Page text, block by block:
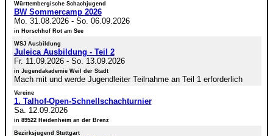
Württembergische Schachjugend
BW Sommercamp 2026
Mo. 31.08.2026- So. 06.09.2026
in Horschhof Rot am See
WSJ Ausbildung
Juleica Ausbildung - Teil 2
Fr. 11.09.2026- So. 13.09.2026
in Jugendakademie Weil der Stadt
Mach mit und werde Jugendleiter Teilnahme an Teil 1 erforderlich
Vereine
1. Talhof-Open-Schnellschachturnier
Sa. 12.09.2026
in 89522 Heidenheim an der Brenz
Bezirksjugend Stuttgart